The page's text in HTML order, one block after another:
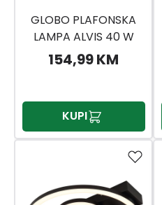
GLOBO PLAFONSKA
LAMPA ALVIS 40 W
154,99 KM
KUPI